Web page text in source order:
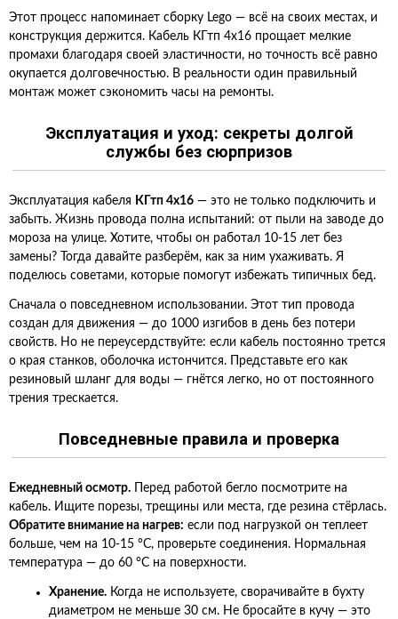
Этот процесс напоминает сборку Lego — всё на своих местах, и
конструкция держится. Кабель КГтп 4х16 прощает мелкие
промахи благодаря своей эластичности, но точность всё равно
окупается долговечностью. В реальности один правильный
монтаж может сэкономить часы на ремонты.
Эксплуатация и уход: секреты долгой
службы без сюрпризов
Эксплуатация кабеля КГтп 4х16 — это не только подключить и
забыть. Жизнь провода полна испытаний: от пыли на заводе до
мороза на улице. Хотите, чтобы он работал 10-15 лет без
замены? Тогда давайте разберём, как за ним ухаживать. Я
поделюсь советами, которые помогут избежать типичных бед.
Сначала о повседневном использовании. Этот тип провода
создан для движения — до 1000 изгибов в день без потери
свойств. Но не переусердствуйте: если кабель постоянно трется
о края станков, оболочка истончится. Представьте его как
резиновый шланг для воды — гнётся легко, но от постоянного
трения трескается.
Повседневные правила и проверка
Ежедневный осмотр. Перед работой бегло посмотрите на
кабель. Ищите порезы, трещины или места, где резина стёрлась.
Обратите внимание на нагрев: если под нагрузкой он теплеет
больше, чем на 10-15 °C, проверьте соединения. Нормальная
температура — до 60 °C на поверхности.
Хранение. Когда не используете, сворачивайте в бухту
диаметром не меньше 30 см. Не бросайте в кучу — это